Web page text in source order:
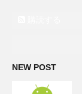
NEW POST